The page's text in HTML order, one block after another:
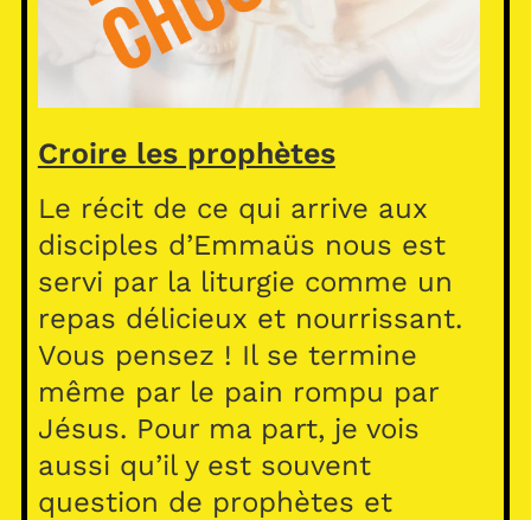
Croire les prophètes
Le récit de ce qui arrive aux
disciples d’Emmaüs nous est
servi par la liturgie comme un
repas délicieux et nourrissant.
Vous pensez ! Il se termine
même par le pain rompu par
Jésus. Pour ma part, je vois
aussi qu’il y est souvent
question de prophètes et